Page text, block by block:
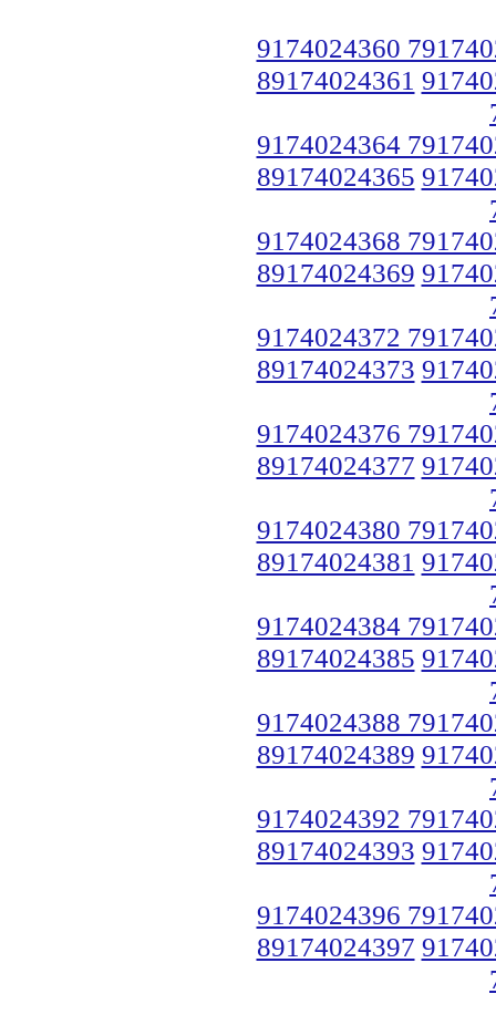
9174024360
89174024361
9174024364
89174024365
9174024368
89174024369
9174024372
89174024373
9174024376
89174024377
9174024380
89174024381
9174024384
89174024385
9174024388
89174024389
9174024392
89174024393
9174024396
89174024397